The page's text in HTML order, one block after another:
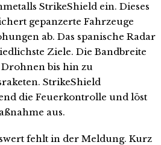
StrikeShield ein. Dieses
gepanzerte Fahrzeuge
ab. Das spanische Radar
Ziele. Die Bandbreite
bis hin zu
StrikeShield
die Feuerkontrolle und löst
aus.
fehlt in der Meldung. Kurz